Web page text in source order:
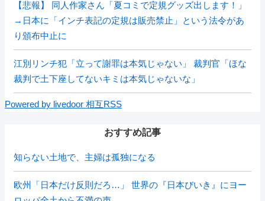
【悲報】 同人作家さん「夏コミで定規グッズ出します！」
→日本に「インチ表記の定規は販売禁止」という法令があ
り頒布中止に
江別リンチ犯「立って謝罪は本気じゃない」 裁判官「ほな
裁判で土下座してないキミは本気じゃないな」
Powered by livedoor 相互RSS
おすすめ記事
知らない土地で、主婦は孤独になる
欧州「日本だけ反則だろ…」 世界の『日本びいき』にヨー